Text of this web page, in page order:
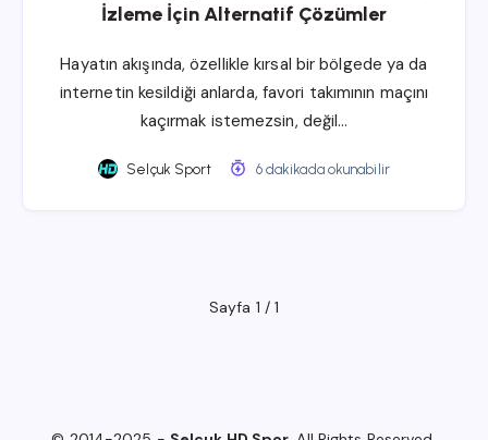
İzleme İçin Alternatif Çözümler
Hayatın akışında, özellikle kırsal bir bölgede ya da
internetin kesildiği anlarda, favori takımının maçını
kaçırmak istemezsin, değil…
Selçuk Sport 6 dakikada okunabilir
Sayfa 1 / 1